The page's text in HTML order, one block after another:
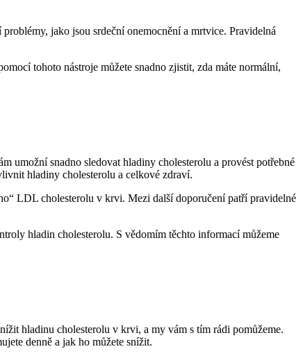
jako jsou srdeční onemocnění a ​mrtvice. Pravidelná
tohoto nástroje můžete snadno zjistit, zda ⁢máte normální,
⁢umožní snadno sledovat hladiny cholesterolu a provést‌ potřebné
​hladiny ‍cholesterolu a celkové zdraví.
LDL cholesterolu v krvi. Mezi ⁤další doporučení​ patří pravidelné
hladin cholesterolu.⁢ S vědomím těchto informací můžeme‍
‌hladinu cholesterolu v krvi, a my vám ‌s tím rádi pomůžeme.
denně a jak ho můžete snížit.